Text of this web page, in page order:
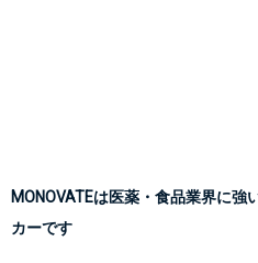
MONOVATEは医薬・食品業界に
カーです